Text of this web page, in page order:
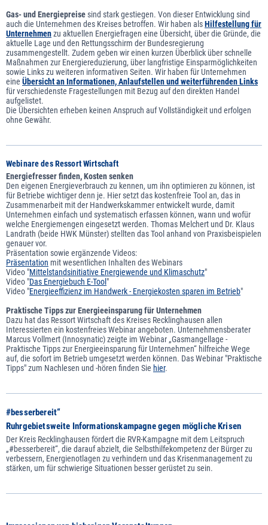
Gas- und Energiepreisesind stark gestiegen. Von dieser Entwicklung sind
auch die Unternehmen des Kreises betroffen. Wir haben alsHilfestellung für
Unternehmenzu aktuellen Energiefragen eine Übersicht, über die Gründe, die
aktuelle Lage und den Rettungsschirm der Bundesregierung
zusammengestellt. Zudem geben wir einen kurzen Überblick über schnelle
Maßnahmen zur Energiereduzierung, über langfristige Einsparmöglichkeiten
sowie Links zu weiteren informativen Seiten. Wir haben für Unternehmen
eine Übersicht an Informationen, Anlaufstellen und weiterführenden Links
für verschiedenste Fragestellungen mit Bezug auf den direkten Handel
aufgelistet.
Die Übersichten erheben keinen Anspruch auf Vollständigkeit und erfolgen
ohne Gewähr.
Webinare des Ressort Wirtschaft
Energiefresser finden, Kosten senken
Den eigenen Energieverbrauch zu kennen, um ihn optimieren zu können, ist
für Betriebe wichtiger denn je. Hier setzt das kostenfreie Tool an, das in
Zusammenarbeit mit der Handwerkskammer entwickelt wurde, damit
Unternehmen einfach und systematisch erfassen können, wann und wofür
welche Energiemengen eingesetzt werden. Thomas Melchert und Dr. Klaus
Landrath (beide HWK Münster) stellten das Tool anhand von Praxisbeispielen
genauer vor.
Präsentation sowie ergänzende Videos:
Präsentation mit wesentlichen Inhalten des Webinars
Video "Mittelstandsinitiative Energiewende und Klimaschutz"
Video "Das Energiebuch E-Tool"
Video "Energieeffizienz im Handwerk - Energiekosten sparen im Betrieb"
Praktische Tipps zur Energieeinsparung für Unternehmen
Dazu hat das Ressort Wirtschaft des Kreises Recklinghausen allen
Interessierten ein kostenfreies Webinar angeboten. Unternehmensberater
Marcus Vollmert (Innosynatic) zeigte im Webinar „Gasmangellage -
Praktische Tipps zur Energieeinsparung für Unternehmen“ hilfreiche Wege
auf, die sofort im Betrieb umgesetzt werden können. Das Webinar "Praktische
Tipps" zum Nachlesen und -hören finden Sie hier.
#besserbereit“
Ruhrgebietsweite Informationskampagne gegen mögliche Krisen
Der Kreis Recklinghausen fördert die RVR-Kampagne mit dem Leitspruch
„#besserbereit“, die darauf abzielt, die Selbsthilfekompetenz der Bürger zu
verbessern, Energienotlagen zu verhindern und das Krisenmanagement zu
stärken, um für schwierige Situationen besser gerüstet zu sein.